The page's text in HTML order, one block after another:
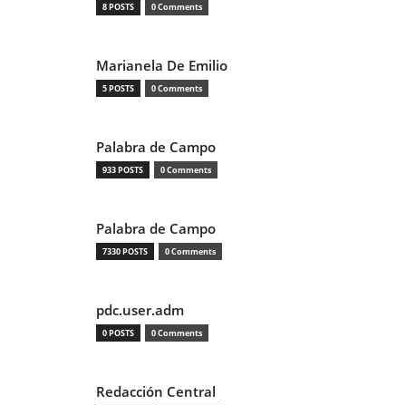
8 POSTS 0 Comments
Marianela De Emilio
5 POSTS 0 Comments
Palabra de Campo
933 POSTS 0 Comments
Palabra de Campo
7330 POSTS 0 Comments
pdc.user.adm
0 POSTS 0 Comments
Redacción Central